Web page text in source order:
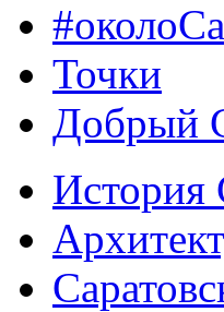
Точки
Добрый
История